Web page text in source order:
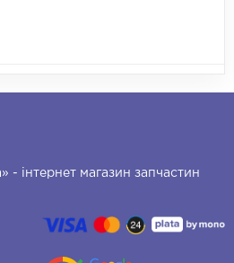
інтернет магазин запчастин